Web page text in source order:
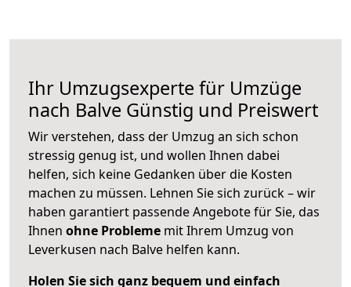
Ihr Umzugsexperte für Umzüge
nach Balve Günstig und Preiswert
Wir verstehen, dass der Umzug an sich schon
stressig genug ist, und wollen Ihnen dabei
helfen, sich keine Gedanken über die Kosten
machen zu müssen. Lehnen Sie sich zurück – wir
haben garantiert passende Angebote für Sie, das
Ihnen ohne Probleme mit Ihrem Umzug von
Leverkusen nach Balve helfen kann.
Holen Sie sich ganz bequem und einfach